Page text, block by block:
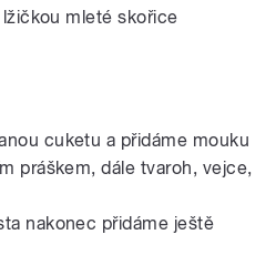
mleté skořice
cuketu a přidáme mouku
práškem, dále tvaroh, vejce,
nakonec přidáme ještě